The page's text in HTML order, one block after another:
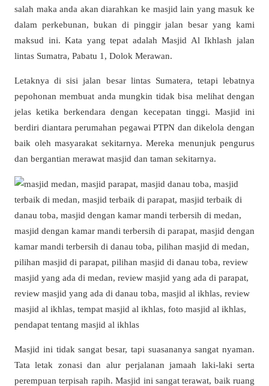
salah maka anda akan diarahkan ke masjid lain yang masuk ke
dalam perkebunan, bukan di pinggir jalan besar yang kami
maksud ini. Kata yang tepat adalah Masjid Al Ikhlash jalan
lintas Sumatra, Pabatu 1, Dolok Merawan.
Letaknya di sisi jalan besar lintas Sumatera, tetapi lebatnya
pepohonan membuat anda mungkin tidak bisa melihat dengan
jelas ketika berkendara dengan kecepatan tinggi. Masjid ini
berdiri diantara perumahan pegawai PTPN dan dikelola dengan
baik oleh masyarakat sekitarnya. Mereka menunjuk pengurus
dan bergantian merawat masjid dan taman sekitarnya.
Masjid ini tidak sangat besar, tapi suasananya sangat nyaman.
Tata letak zonasi dan alur perjalanan jamaah laki-laki serta
perempuan terpisah rapih. Masjid ini sangat terawat, baik ruang